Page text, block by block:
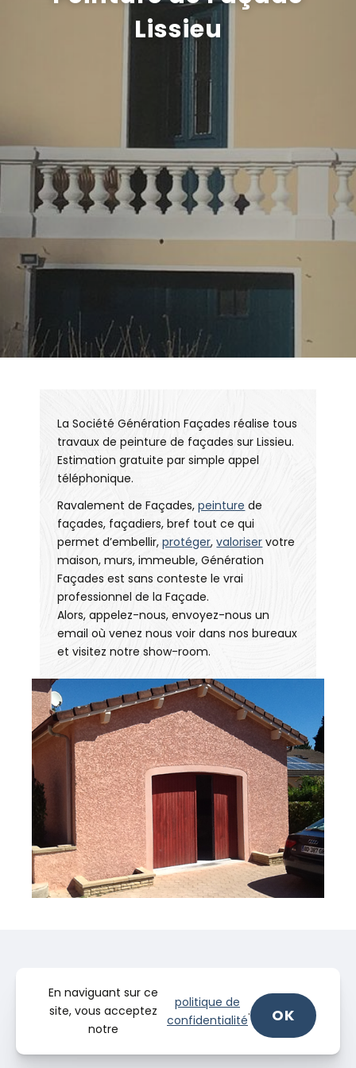
En naviguant sur ce
site, vous acceptez
notre
politique de
confidentialité
. OK
Lissieu
La Société Génération Façades réalise tous
travaux de peinture de façades sur Lissieu.
Estimation gratuite par simple appel
téléphonique.
Ravalement de Façades,peinture de
façades, façadiers, bref tout ce qui
permet d’embellir,protéger,valoriser votre
maison, murs, immeuble, Génération
Façades est sans conteste le vrai
professionnel de la Façade.
Alors, appelez-nous, envoyez-nous un
email où venez nous voir dans nos bureaux
et visitez notre show-room.